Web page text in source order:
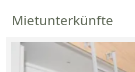
Mietunterkünfte